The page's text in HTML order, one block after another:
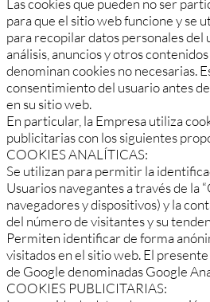
Las cookies que pueden no ser
para que el sitio web funcione y se
para recopilar datos personales del
análisis, anuncios y otros
denominan cookies no necesarias.
consentimiento del usuario antes
en su sitio web.
En particular, la Empresa utiliza
publicitarias con los siguientes
COOKIES ANALÍTICAS:
Se utilizan para permitir la
Usuarios navegantes a través de la
navegadores y dispositivos) y la
del número de visitantes y su
Permiten identificar de forma
visitados en el sitio web. El
de Google denominadas Google
COOKIES PUBLICITARIAS: